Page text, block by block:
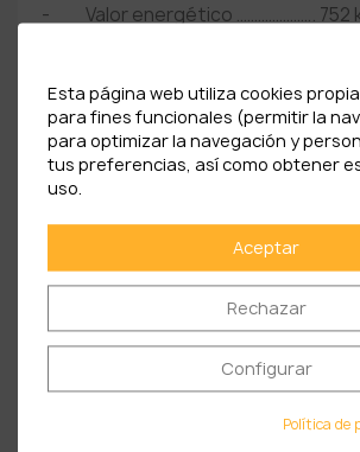
-
Valor energético …………………. 752
-
Hidratos de carbono ……………….
-
Fibra alimentaria …………………. 0,4
-
-
Sal …………………………………. 0.025 g.
PRODUCTOS
Esta página web utiliza cookies
para fines funcionales (permitir la
para optimizar la navegación y
tus preferencias, así como obtener
uso.
Aceptar
Rechazar
Configurar
Política de